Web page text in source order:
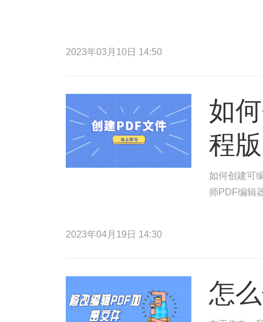
2023年03月10日 14:50
如
程版
如何创建可
师PDF编辑
2023年04月19日 14:30
怎